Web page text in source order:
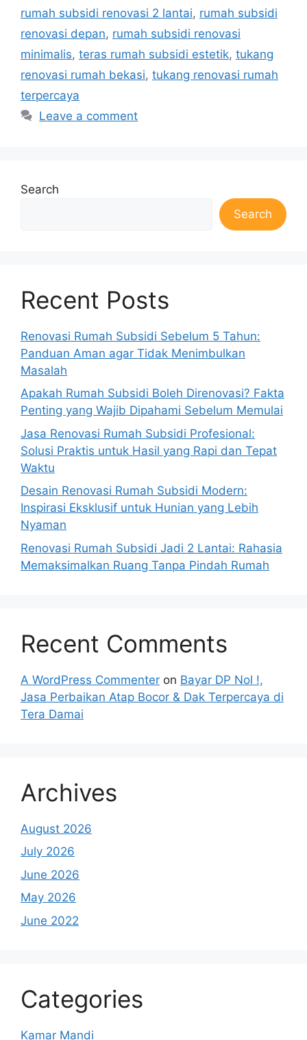
rumah subsidi renovasi 2 lantai, rumah subsidi
renovasi depan, rumah subsidi renovasi
minimalis, teras rumah subsidi estetik, tukang
renovasi rumah bekasi, tukang renovasi rumah
terpercaya
Leave a comment
Search
Search
Recent Posts
Renovasi Rumah Subsidi Sebelum 5 Tahun:
Panduan Aman agar Tidak Menimbulkan
Masalah
Apakah Rumah Subsidi Boleh Direnovasi? Fakta
Penting yang Wajib Dipahami Sebelum Memulai
Jasa Renovasi Rumah Subsidi Profesional:
Solusi Praktis untuk Hasil yang Rapi dan Tepat
Waktu
Desain Renovasi Rumah Subsidi Modern:
Inspirasi Eksklusif untuk Hunian yang Lebih
Nyaman
Renovasi Rumah Subsidi Jadi 2 Lantai: Rahasia
Memaksimalkan Ruang Tanpa Pindah Rumah
Recent Comments
A WordPress Commenter on Bayar DP Nol !,
Jasa Perbaikan Atap Bocor & Dak Terpercaya di
Tera Damai
Archives
August 2026
July 2026
June 2026
May 2026
June 2022
Categories
Kamar Mandi